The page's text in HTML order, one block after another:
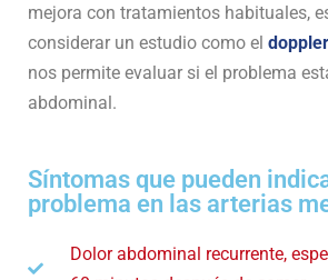
mejora con tratamientos habituales,
considerar un estudio como el
nos permite evaluar si el problema
abdominal.
Síntomas que pueden
problema en las arterias
Dolor abdominal recurrente,